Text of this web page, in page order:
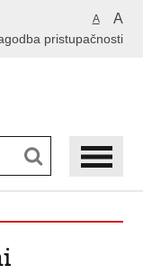
A A
pristupačnosti